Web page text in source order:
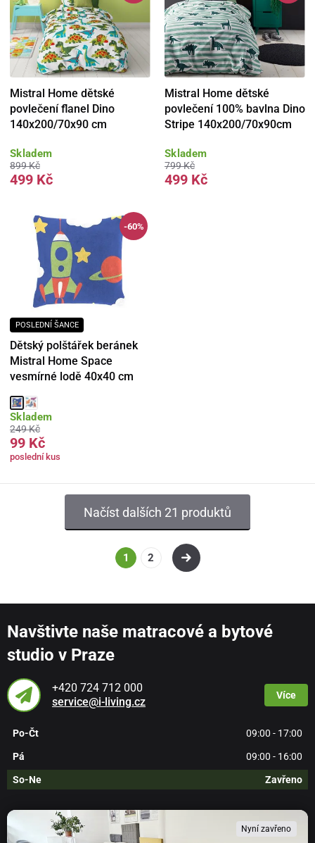
Mistral Home dětské
povlečení flanel Dino
140x200/70x90 cm
Skladem
899 Kč
499 Kč
Mistral Home dětské
povlečení 100% bavlna Dino
Stripe 140x200/70x90cm
Skladem
799 Kč
499 Kč
-60%
POSLEDNÍ ŠANCE
Dětský polštářek beránek
Mistral Home Space
vesmírné lodě 40x40 cm
Skladem
249 Kč
99 Kč
poslední kus
Načíst dalších 21 produktů
1 2
Navštivte naše matracové a bytové
studio v Praze
+420 724 712 000
service@i-living.cz
Více
Po-Čt 09:00 - 17:00
Pá 09:00 - 16:00
So-Ne Zavřeno
Nyní zavřeno